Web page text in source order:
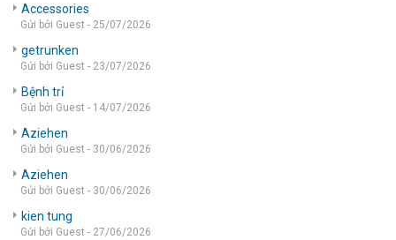
Accessories
Gửi bởi Guest - 25/07/2026
getrunken
Gửi bởi Guest - 23/07/2026
Bệnh trỉ
Gửi bởi Guest - 14/07/2026
Aziehen
Gửi bởi Guest - 30/06/2026
Aziehen
Gửi bởi Guest - 30/06/2026
kien tung
Gửi bởi Guest - 27/06/2026